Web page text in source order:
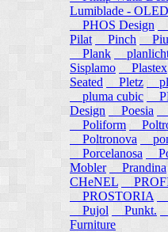
Lumiblade - OLED
PHOS Design
Pilat
Pinch
Plank
Sisplamo
Plastex
Seated
Pletz
pluma cubic
Design
Poesia
Poliform
Poltronova
Porcelanosa
Mobler
Prandina
CHeNEL
PROSTORIA
Pujol
Punkt.
Furniture